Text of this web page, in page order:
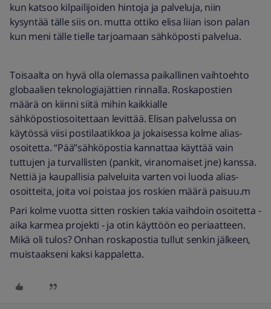
kun katsoo kilpailijoiden hintoja ja palveluja, niin
kysyntää tälle siis on. mutta ottiko elisa liian ison palan
kun meni tälle tielle tarjoamaan sähköposti palvelua.
Toisaalta on hyvä olla olemassa paikallinen vaihtoehto
globaalien teknologiajättien rinnalla. Roskapostien
määrä on kiinni siitä mihin kaikkialle
sähköpostiosoitettaan levittää. Elisan palvelussa on
käytössä viisi postilaatikkoa ja jokaisessa kolme alias-
osoitetta. “Pää”sähköpostia kannattaa käyttää vain
tuttujen ja turvallisten (pankit, viranomaiset jne) kanssa.
Nettiä ja kaupallisia palveluita varten voi luoda alias-
osoitteita, joita voi poistaa jos roskien määrä paisuu.m
Pari kolme vuotta sitten roskien takia vaihdoin osoitetta -
aika karmea projekti - ja otin käyttöön eo periaatteen.
Mikä oli tulos? Onhan roskapostia tullut senkin jälkeen,
muistaakseni kaksi kappaletta.